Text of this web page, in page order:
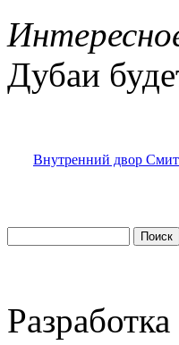
Дубаи
Внутренний двор